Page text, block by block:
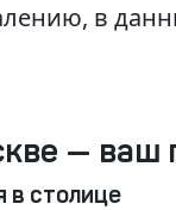
в
—
в столице